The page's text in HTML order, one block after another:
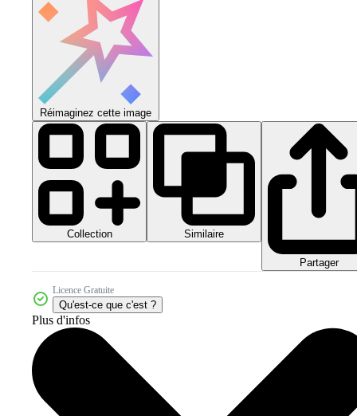
Réimaginez cette image
Collection Similaire
Partager
Licence Gratuite
Qu'est-ce que c'est ?
Plus d'infos